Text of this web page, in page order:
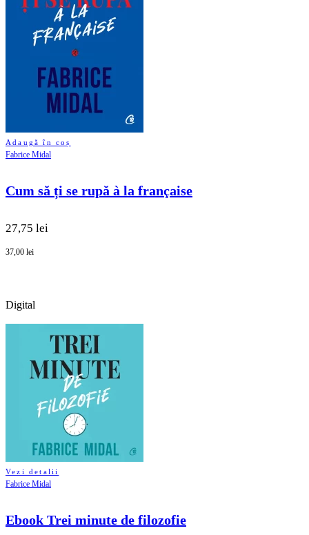
Adaugă în coș
Fabrice Midal
Cum să ți se rupă à la française
27,75 lei
37,00 lei
Digital
Vezi detalii
Fabrice Midal
Ebook Trei minute de filozofie